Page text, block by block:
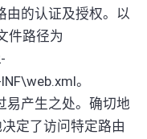
由的认证及授权。以
件路径为
。
易产生之处。确切地
定了访问特定路由